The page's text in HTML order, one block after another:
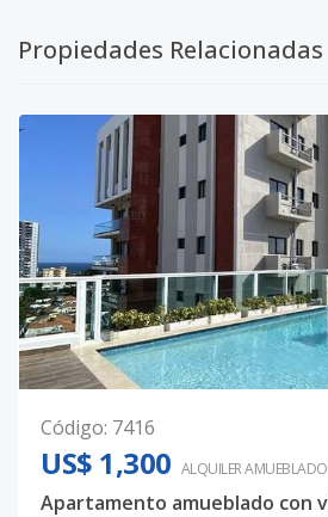
Propiedades Relacionadas
Código: 7416
US$ 1,300 ALQUILERAMUEBLADO